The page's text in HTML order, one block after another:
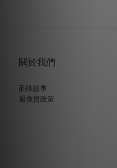
關於我們
品牌故事
退換貨政策